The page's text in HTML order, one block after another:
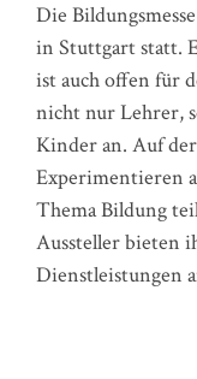
Die
in Stuttgart statt.
ist auch offen für
nicht nur Lehrer,
Kinder an. Auf
Experimentieren
Thema Bildung
Aussteller bieten
Dienstleistungen